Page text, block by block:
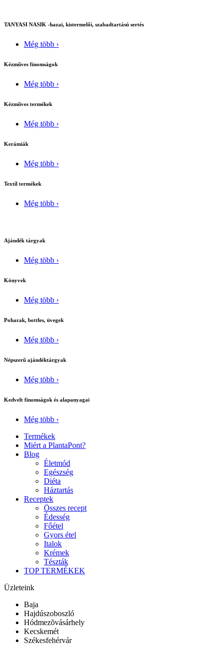
TANYASI NASIK -hazai, kistermelői, szabadtartású sertés
Még több ›
Kézműves finomságok
Még több ›
Kézműves termékek
Még több ›
Kerámiák
Még több ›
Textíl termékek
Még több ›
Ajándék tárgyak
Még több ›
Könyvek
Még több ›
Poharak, bottles, üvegek
Még több ›
Népszerű ajándéktárgyak
Még több ›
Kedvelt finomságok és alapanyagai
Még több ›
Termékek
Miért a PlantaPont?
Blog
Életmód
Egészség
Diéta
Háztartás
Receptek
Összes recept
Édesség
Főétel
Gyors étel
Italok
Krémek
Tészták
TOP TERMÉKEK
Üzleteink
Baja
Hajdúszoboszló
Hódmezõvásárhely
Kecskemét
Székesfehérvár